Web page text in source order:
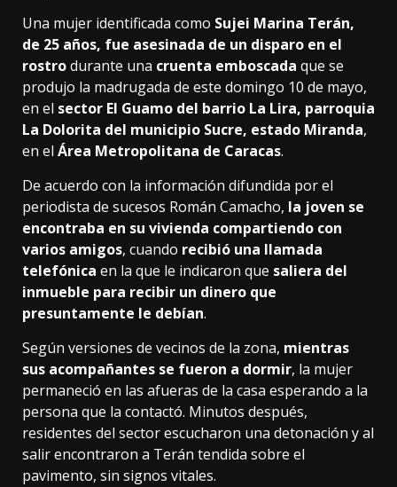
Una mujer identificada como Sujei Marina Terán,
de 25 años, fue asesinada de un disparo en el
rostrodurante una cruenta emboscada que se
produjo la madrugada de este domingo 10 de mayo,
en el sector El Guamo del barrio La Lira, parroquia
La Dolorita del municipio Sucre, estado Miranda,
en el Área Metropolitana de Caracas.
De acuerdo con la información difundida por el
periodista de sucesos Román Camacho, la joven se
encontraba en su vivienda compartiendo con
varios amigos, cuando recibió una llamada
telefónica en la que le indicaron que saliera del
inmueble para recibir un dinero que
presuntamente le debían.
Según versiones de vecinos de la zona, mientras
sus acompañantes se fueron a dormir, la mujer
permaneció en las afueras de la casa esperando a la
persona que la contactó. Minutos después,
residentes del sector escucharon una detonación y al
salir encontraron a Terán tendida sobre el
pavimento, sin signos vitales.